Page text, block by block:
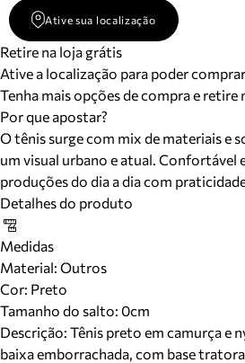
Ative sua localização
Retire na loja grátis
Ative a localização para poder
Tenha mais opções de compra e retire
Por que apostar?
O tênis surge com mix de materiais e
um visual urbano e atual. Confortável
produções do dia a dia com
Detalhes do produto
Medidas
Material: Outros
Cor: Preto
Tamanho do salto: 0cm
Descrição: Tênis preto em camurça e
baixa emborrachada, com base